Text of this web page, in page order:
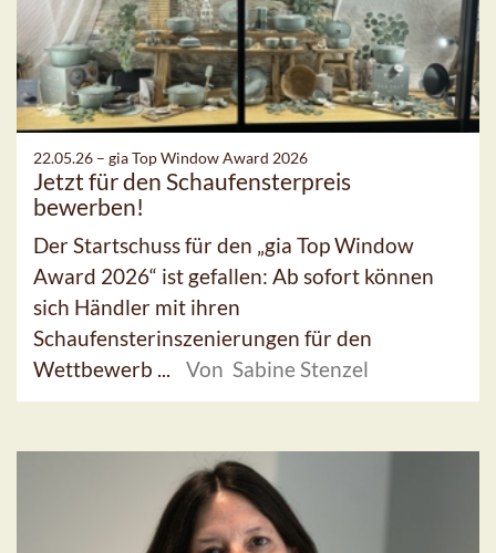
22.05.26 – gia Top Window Award 2026
Jetzt für den Schaufensterpreis
bewerben!
Der Startschuss für den „gia Top Window
Award 2026“ ist gefallen: Ab sofort können
sich Händler mit ihren
Schaufensterinszenierungen für den
Wettbewerb ...
Von Sabine Stenzel